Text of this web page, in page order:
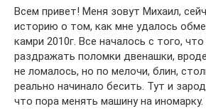
Всем привет! Меня зовут Михаил,
историю о том, как мне удалось
камри 2010г. Все началось с того,
раздражать поломки двенашки,
не ломалось, но по мелочи, блин,
реально начинало бесить. Тут и
что пора менять машину на